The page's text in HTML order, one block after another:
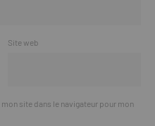
Site web
site dans le navigateur pour mon